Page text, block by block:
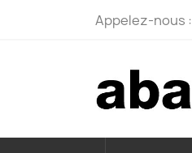
Appelez-nous :